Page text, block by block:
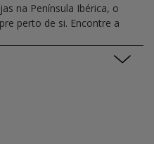
na Península Ibérica, o
perto de si. Encontre a